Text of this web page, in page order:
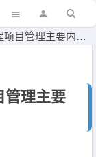
主要内容有哪些？）
管理主要